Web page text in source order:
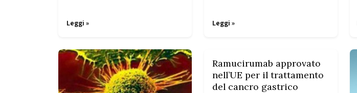
Leggi » Leggi »
Ramucirumab approvato
nell’UE per il trattamento
del cancro gastrico